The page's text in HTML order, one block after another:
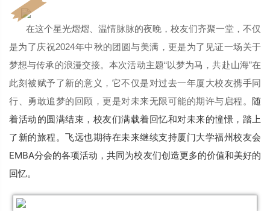
在这个星光熠熠、温情脉脉的夜晚，校友们齐聚一堂，不仅
是为了庆祝2024年中秋的团圆与美满，更是为了见证一场关于
梦想与传承的浪漫交接。本次活动主题“以梦为马，共赴山海”在
此刻被赋予了新的意义，它不仅是对过去一年厦大校友携手同
行、勇敢追梦的回顾，更是对未来无限可能的期许与启程。 随
着活动的圆满结束，校友们满载着回忆和对未来的憧憬，踏上
了新的旅程。飞远也期待在未来继续支持厦门大学福州校友会
EMBA分会的各项活动，共同为校友们创造更多的价值和美好的
回忆。